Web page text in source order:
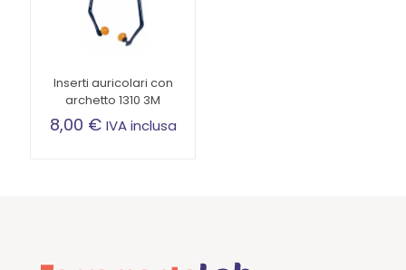
opzioni
possono
scelte
nella
pagina
del
Inserti auricolari con
archetto 1310 3M
8,00 € IVA inclusa